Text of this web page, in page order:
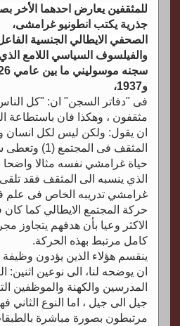
للمثقفين يعارض احدهما الأخر
جذرية يكتب انطونيو غرامشى،
الصحفي الايطالي الجنسية
والفيلسوف السياسي اللامع الذي
سجنه
و1937،
فى "دفاتر السجن" ان: "كل
مثقفون ، وهكذا فان باستطاعة
ان يقول: ولكن ليس لكل انسان
المثقف فى المجتمع (1)
حياة غرامشي نفسه مثالا واضحا
الذي ينسبه الى المثقف فقد تلقى
غرامشي تدريبه الخاص فى علم
حركة المجتمع الايطالي كما كان
الاكثر وعيا بأن هدفهم يتجاوز
كامل مرتبط بهذه الحركة.
ينقسم هؤلاء الذين يؤدون
ان يوضحه لنا، الى نوعين اثنين:
المدرسين والكهنة والموظفين
جيل الى جيل ، اما النوع
مرتبطون بصورة مباشرة